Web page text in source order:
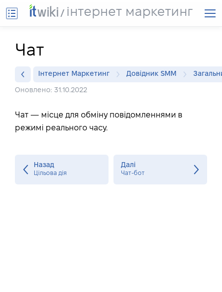
інтернет маркетинг
Чат
Інтернет Маркетинг Довідник SMM
Оновлено: 31.10.2022
Чат — місце для обміну повідомленнями в
режимі реального часу.
Назад
Цільова дія
Далі
Чат-бот